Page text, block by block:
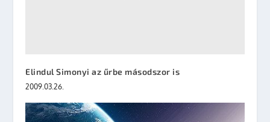
Elindul Simonyi az űrbe másodszor is
2009.03.26.